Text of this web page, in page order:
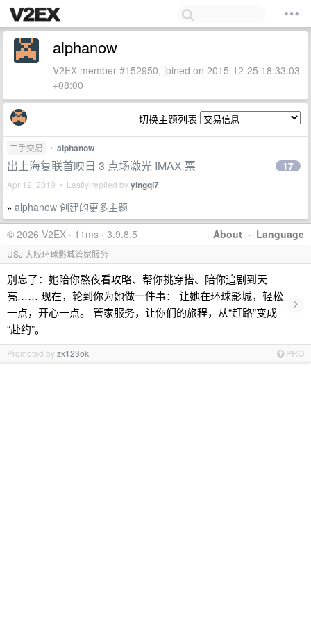
alphanow
V2EX member #152950, joined on 2015-12-25 18:33:03
+08:00
切换主题列表
二手交易 • alphanow
出上海复联首映日 3 点场激光 IMAX 票
Apr 12, 2019 • Lastly replied byyingqi7
17
» alphanow 创建的更多主题
About · Language
© 2026 V2EX · 11ms · 3.9.8.5
USJ 大阪环球影城管家服务
别忘了：她陪你熬夜看攻略、帮你挑穿搭、陪你追剧到天
亮…… 现在，轮到你为她做一件事： 让她在环球影城，轻松
一点，开心一点。 管家服务，让你们的旅程，从“赶路”变成
“赴约”。
›
Promoted byzx123ok PRO